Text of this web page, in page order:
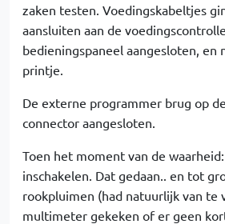
zaken testen. Voedingskabeltjes
aansluiten aan de
bedieningspaneel aangesloten, en
printje.
De externe programmer brug op
connector aangesloten.
Toen het moment van de
inschakelen. Dat gedaan.. en tot
rookpluimen (had natuurlijk van te
multimeter gekeken of er geen